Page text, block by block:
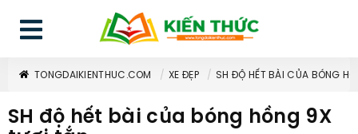
TONGDAIKIENTHUC.COM XE ĐẸP SH ĐỘ HẾT BÀI CỦA BÓNG
SH độ hết bài của bóng hồng 9X